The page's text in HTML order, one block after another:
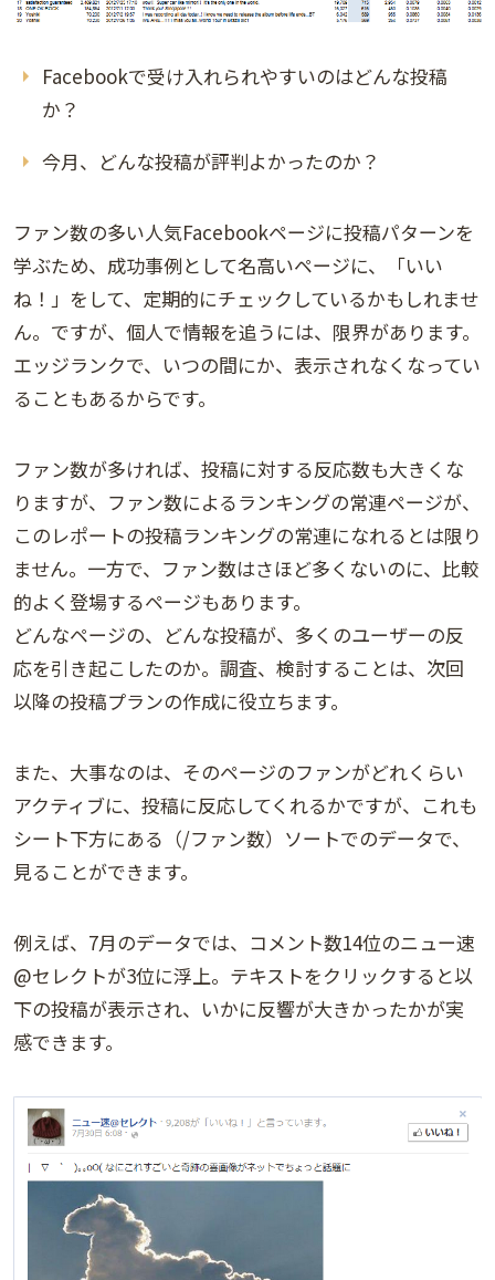
Facebookで受け入れられやすいのはどんな投稿
か？
今月、どんな投稿が評判よかったのか？
ファン数の多い人気Facebookページに投稿パターンを
学ぶため、成功事例として名高いページに、「いい
ね！」をして、定期的にチェックしているかもしれませ
ん。ですが、個人で情報を追うには、限界があります。
エッジランクで、いつの間にか、表示されなくなってい
ることもあるからです。
ファン数が多ければ、投稿に対する反応数も大きくな
りますが、ファン数によるランキングの常連ページが、
このレポートの投稿ランキングの常連になれるとは限り
ません。一方で、ファン数はさほど多くないのに、比較
的よく登場するページもあります。
どんなページの、どんな投稿が、多くのユーザーの反
応を引き起こしたのか。調査、検討することは、次回
以降の投稿プランの作成に役立ちます。
また、大事なのは、そのページのファンがどれくらい
アクティブに、投稿に反応してくれるかですが、これも
シート下方にある（/ファン数）ソートでのデータで、
見ることができます。
例えば、7月のデータでは、コメント数14位のニュー速
@セレクトが3位に浮上。テキストをクリックすると以
下の投稿が表示され、いかに反響が大きかったかが実
感できます。